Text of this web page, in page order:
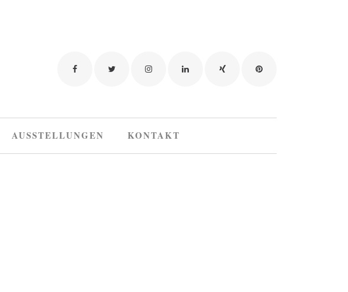
AUSSTELLUNGEN KONTAKT